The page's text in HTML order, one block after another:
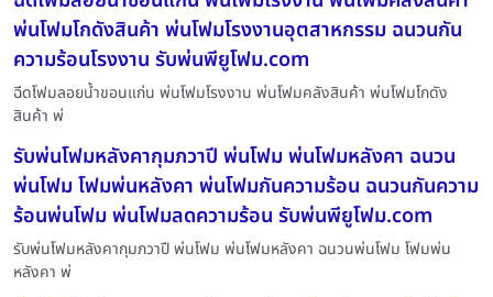
พ่นโฟมโกดังสินค้า พ่นโฟมโรงงานอุตสาหกรรม ฉนวนกัน
ความร้อนโรงงาน รับพ่นพียูโฟม.com
ฉีดโฟมลอยน้ำขอนแก่น พ่นโฟมโรงงาน พ่นโฟมคลังสินค้า พ่นโฟมโกดัง
สินค้า พ่
รับพ่นโฟมหลังคากุมภวาปี พ่นโฟม พ่นโฟมหลังคา ฉนวน
พ่นโฟม โฟมพ่นหลังคา พ่นโฟมกันความร้อน ฉนวนกันความ
ร้อนพ่นโฟม พ่นโฟมลดความร้อน รับพ่นพียูโฟม.com
รับพ่นโฟมหลังคากุมภวาปี พ่นโฟม พ่นโฟมหลังคา ฉนวนพ่นโฟม โฟมพ่น
หลังคา พ่